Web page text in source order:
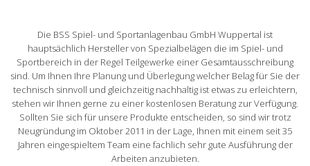
Die BSS Spiel- und Sportanlagenbau GmbH Wuppertal ist
hauptsächlich Hersteller von Spezialbelägen die im Spiel- und
Sportbereich in der Regel Teilgewerke einer Gesamtausschreibung
sind. Um Ihnen Ihre Planung und Überlegung welcher Belag für Sie der
technisch sinnvoll und gleichzeitig nachhaltig ist etwas zu erleichtern,
stehen wir Ihnen gerne zu einer kostenlosen Beratung zur Verfügung.
Sollten Sie sich für unsere Produkte entscheiden, so sind wir trotz
Neugründung im Oktober 2011 in der Lage, Ihnen mit einem seit 35
Jahren eingespieltem Team eine fachlich sehr gute Ausführung der
Arbeiten anzubieten.